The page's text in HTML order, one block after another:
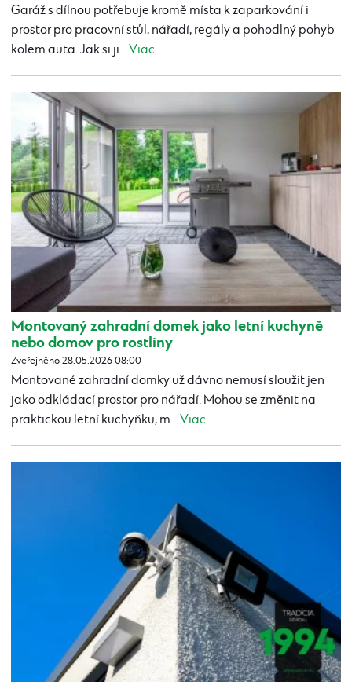
Garáž s dílnou potřebuje kromě místa k zaparkování i
prostor pro pracovní stůl, nářadí, regály a pohodlný pohyb
kolem auta. Jak si ji...Viac
Montovaný zahradní domek jako letní kuchyně
nebo domov pro rostliny
Zveřejněno 28.05.2026 08:00
Montované zahradní domky už dávno nemusí sloužit jen
jako odkládací prostor pro nářadí. Mohou se změnit na
praktickou letní kuchyňku, m...Viac